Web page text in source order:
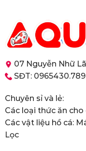
07 Nguyễn Nhữ
SĐT: 0965430.789
Chuyên sỉ và lẻ:
Các loại thức ăn cho
Các vật liệu hồ cá:
Lọc